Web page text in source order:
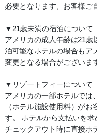
必要となります。お客様ご
▼21歳未満の宿泊について
アメリカの成人年齢は21歳
泊可能なホテルの場合もア
変更となる場合がございま
▼リゾートフィーについて
アメリカの一部ホテルでは
（ホテル施設使用料）が
す。 ホテルから支払いを
チェックアウト時に直接ホ